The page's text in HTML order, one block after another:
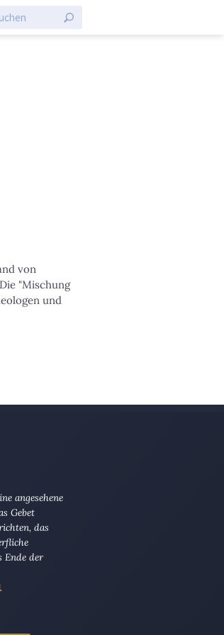
von
"Mischung
und
angesehene
Gebet
das
Ende der